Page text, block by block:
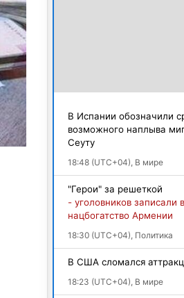
В Испании обозначили
возможного наплыва
Сеуту
18:48 (UTC+04), В мире
"Герои" за решеткой
- уголовников записали в
нацбогатство Армении
18:30 (UTC+04), Политика
В США сломался
18:23 (UTC+04), В мире